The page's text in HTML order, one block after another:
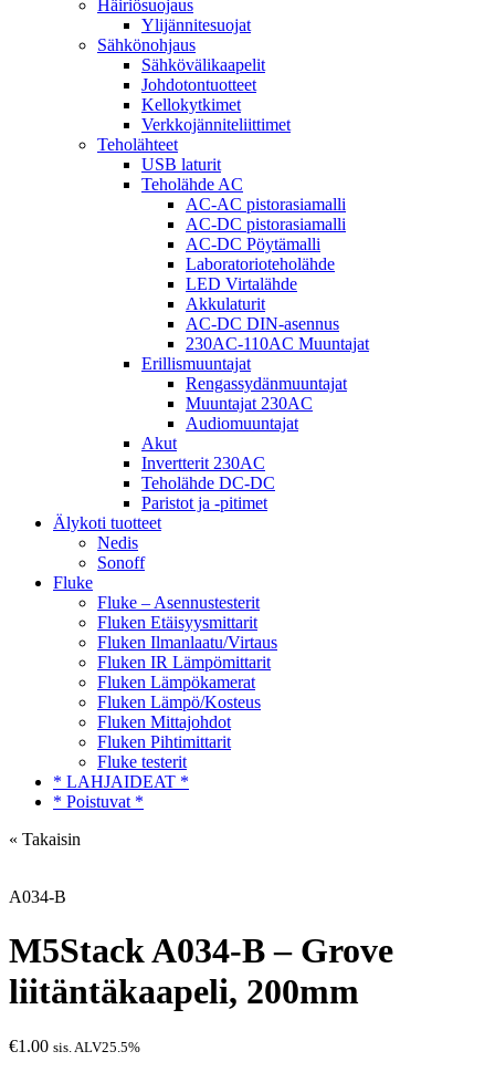
Häiriösuojaus
Ylijännitesuojat
Sähkönohjaus
Sähkövälikaapelit
Johdotontuotteet
Kellokytkimet
Verkkojänniteliittimet
Teholähteet
USB laturit
Teholähde AC
AC-AC pistorasiamalli
AC-DC pistorasiamalli
AC-DC Pöytämalli
Laboratorioteholähde
LED Virtalähde
Akkulaturit
AC-DC DIN-asennus
230AC-110AC Muuntajat
Erillismuuntajat
Rengassydänmuuntajat
Muuntajat 230AC
Audiomuuntajat
Akut
Invertterit 230AC
Teholähde DC-DC
Paristot ja -pitimet
Älykoti tuotteet
Nedis
Sonoff
Fluke
Fluke – Asennustesterit
Fluken Etäisyysmittarit
Fluken Ilmanlaatu/Virtaus
Fluken IR Lämpömittarit
Fluken Lämpökamerat
Fluken Lämpö/Kosteus
Fluken Mittajohdot
Fluken Pihtimittarit
Fluke testerit
* LAHJAIDEAT *
* Poistuvat *
« Takaisin
A034-B
M5Stack A034-B – Grove
liitäntäkaapeli, 200mm
€1.00 sis. ALV25.5%